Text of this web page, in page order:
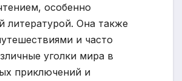
особенно
литературой. Она также
и часто
уголки мира в
приключений и